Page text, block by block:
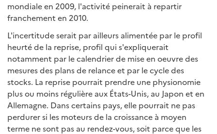
mondiale en 2009, l'activité peinerait à repartir
franchement en 2010.
L'incertitude serait par ailleurs alimentée par le profil
heurté de la reprise, profil qui s'expliquerait
notamment par le calendrier de mise en oeuvre des
mesures des plans de relance et par le cycle des
stocks. La reprise pourrait prendre une physionomie
plus ou moins régulière aux États-Unis, au Japon et en
Allemagne. Dans certains pays, elle pourrait ne pas
perdurer si les moteurs de la croissance à moyen
terme ne sont pas au rendez-vous, soit parce que les